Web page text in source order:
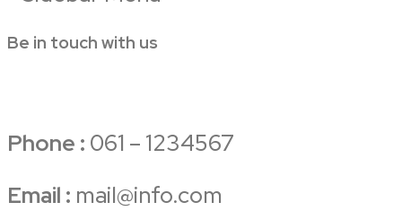
Be in touch with us
Phone : 061 – 1234567
Email : mail@info.com